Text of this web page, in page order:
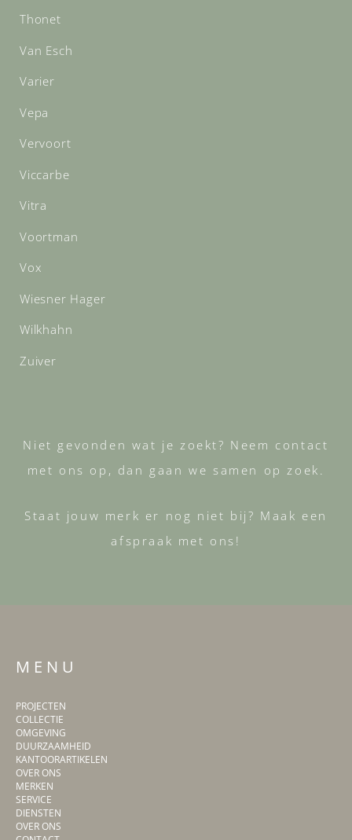
Thonet
Van Esch
Varier
Vepa
Vervoort
Viccarbe
Vitra
Voortman
Vox
Wiesner Hager
Wilkhahn
Zuiver
Niet gevonden wat je zoekt? Neem contact
met ons op, dan gaan we samen op zoek.
Staat jouw merk er nog niet bij? Maak een
afspraak met ons!
M E N U
PROJECTEN
COLLECTIE
OMGEVING
DUURZAAMHEID
KANTOORARTIKELEN
OVER ONS
MERKEN
SERVICE
DIENSTEN
OVER ONS